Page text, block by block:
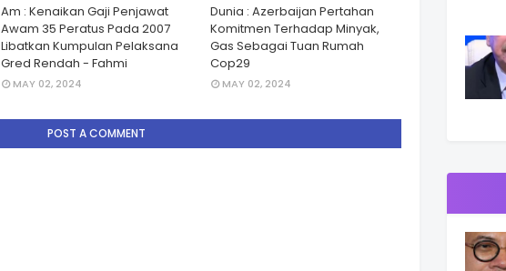
Am : Kenaikan Gaji Penjawat
Awam 35 Peratus Pada 2007
Libatkan Kumpulan Pelaksana
Gred Rendah - Fahmi
MAY 02, 2024
Dunia : Azerbaijan Pertahan
Komitmen Terhadap Minyak,
Gas Sebagai Tuan Rumah
Cop29
MAY 02, 2024
POST A COMMENT